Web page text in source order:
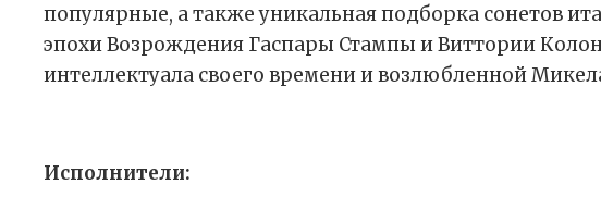
популярные, а также уникальная подборка сонетов
эпохи Возрождения Гаспары Стампы и Виттории
интеллектуала своего времени и возлюбленной
Исполнители: